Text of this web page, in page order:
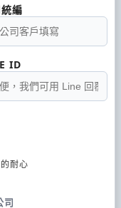
編
ID
耐心
司